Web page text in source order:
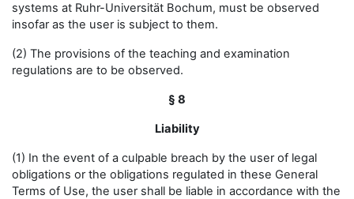
systems at Ruhr-Universität Bochum, must be observed
insofar as the user is subject to them.
(2) The provisions of the teaching and examination
regulations are to be observed.
§ 8
Liability
(1) In the event of a culpable breach by the user of legal
obligations or the obligations regulated in these General
Terms of Use, the user shall be liable in accordance with the